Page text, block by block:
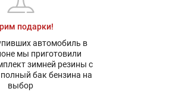
подарки!
автомобиль в
мы приготовили
зимней резины с
бак бензина на
выбор